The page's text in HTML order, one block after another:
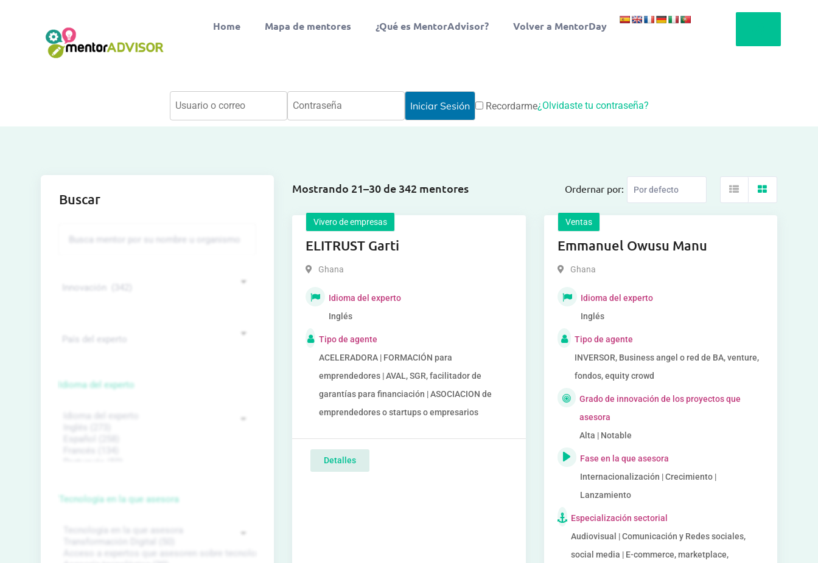
Home Mapa de mentores ¿Qué es MentorAdvisor? Volver a MentorDay
Recordarme¿Olvidaste tu contraseña?
Mostrando 21–30 de 342 mentores Ordernar por:
Vivero de empresas
ELITRUST Garti
Ghana
Idioma del experto
Inglés
Tipo de agente
ACELERADORA | FORMACIÓN para
emprendedores | AVAL, SGR, facilitador de
garantías para financiación | ASOCIACION de
emprendedores o startups o empresarios
Detalles
Ventas
Emmanuel Owusu Manu
Ghana
Idioma del experto
Inglés
Tipo de agente
INVERSOR, Business angel o red de BA, venture,
fondos, equity crowd
Grado de innovación de los proyectos que
asesora
Alta | Notable
Fase en la que asesora
Internacionalización | Crecimiento |
Lanzamiento
Especialización sectorial
Audiovisual | Comunicación y Redes sociales,
social media | E-commerce, marketplace,
Buscar
Idioma del experto
Tecnología en la que asesora